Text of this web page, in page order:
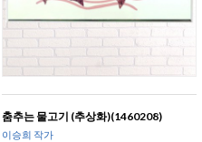
춤추는 물고기 (추상화)(1460208)
이승희 작가